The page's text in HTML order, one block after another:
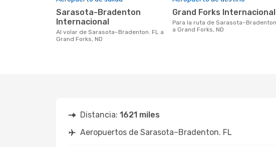
Sarasota-Bradenton
Internacional
Al volar de Sarasota–Bradenton. FL a
Grand Forks, ND
Grand Forks Internacional
Para la ruta de Sarasota–Bradenton. FL
a Grand Forks, ND
Distancia: 1621 miles
Aeropuertos de Sarasota–Bradenton. FL